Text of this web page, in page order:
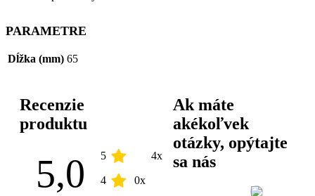
PARAMETRE
Dĺžka (mm) 65
Recenzie
produktu
5,0 5 4x
4 0x
Ak máte
akékoľvek
otázky, opýtajte
sa nás